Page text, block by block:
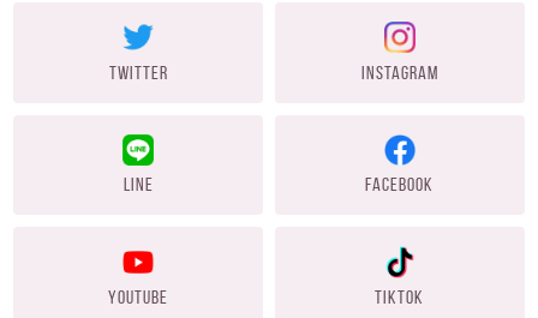
TWITTER INSTAGRAM
LINE FACEBOOK
YOUTUBE TIKTOK